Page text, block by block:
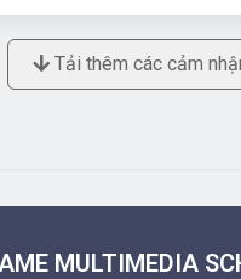
Tải thêm các cảm
MULTIMEDIA